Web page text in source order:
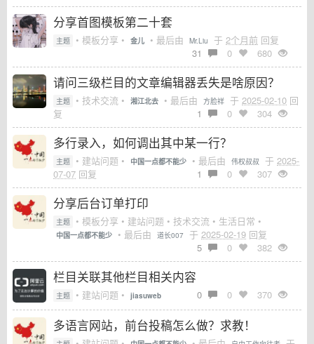
分享首图模板第二十套
主题 • 模板分享 • 金儿 • 最后由 Mr.Liu 于 2个月前 回复
31
0 680
请问三级栏目的文章编辑器丢失是啥原因？
主题 • 技术交流 • 湘江北去 • 最后由 方脸祥 于 2025-02-10 回
复
1 0 304
多行录入，如何调出其中某一行？
主题 • 建站问题 • 中国一点都不能少 • 最后由 伟权叔叔 于 2025-
07-07 回复 1 0 307
分享后台订单打印
主题 • 模板分享 • 建站问题 • 技术交流 • 生活日常 •
中国一点都不能少 • 最后由 道长007 于 2025-02-19 回复
5
0 382
栏目关联其他栏目相关内容
主题 • 建站问题 • jiasuweb 0 0 370
多语言网站，前台投稿怎么做？求教！